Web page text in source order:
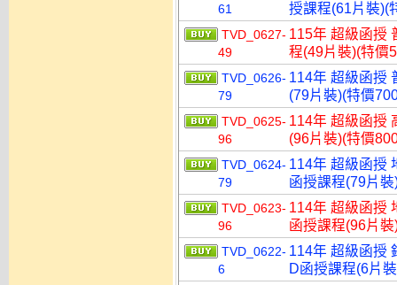
61
授課程(61片裝)(
TVD_0627-
49
115年 超級函授
程(49片裝)(特價
TVD_0626-
79
114年 超級函授
(79片裝)(特價
TVD_0625-
96
114年 超級函授
(96片裝)(特價
TVD_0624-
79
114年 超級函授
函授課程(79片
TVD_0623-
96
114年 超級函授
函授課程(96片
TVD_0622-
6
114年 超級函授
D函授課程(6片